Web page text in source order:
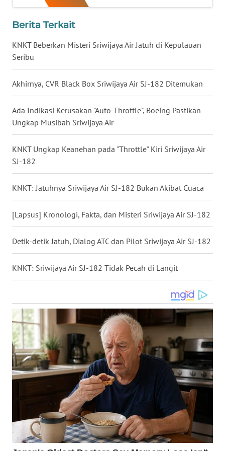
Berita Terkait
KNKT Beberkan Misteri Sriwijaya Air Jatuh di Kepulauan
Seribu
Akhirnya, CVR Black Box Sriwijaya Air SJ-182 Ditemukan
Ada Indikasi Kerusakan "Auto-Throttle", Boeing Pastikan
Ungkap Musibah Sriwijaya Air
KNKT Ungkap Keanehan pada "Throttle" Kiri Sriwijaya Air
SJ-182
KNKT: Jatuhnya Sriwijaya Air SJ-182 Bukan Akibat Cuaca
[Lapsus] Kronologi, Fakta, dan Misteri Sriwijaya Air SJ-182
Detik-detik Jatuh, Dialog ATC dan Pilot Sriwijaya Air SJ-182
KNKT: Sriwijaya Air SJ-182 Tidak Pecah di Langit
SERAMBI
WN
WN
WN
WN
SULTENG
WN
SULBAR
WN
WN
SUMSEL
WN
BENGKULU
WN
JATENG